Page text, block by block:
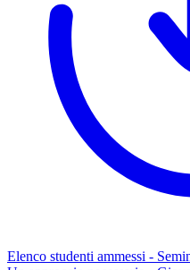
Elenco studenti ammessi -